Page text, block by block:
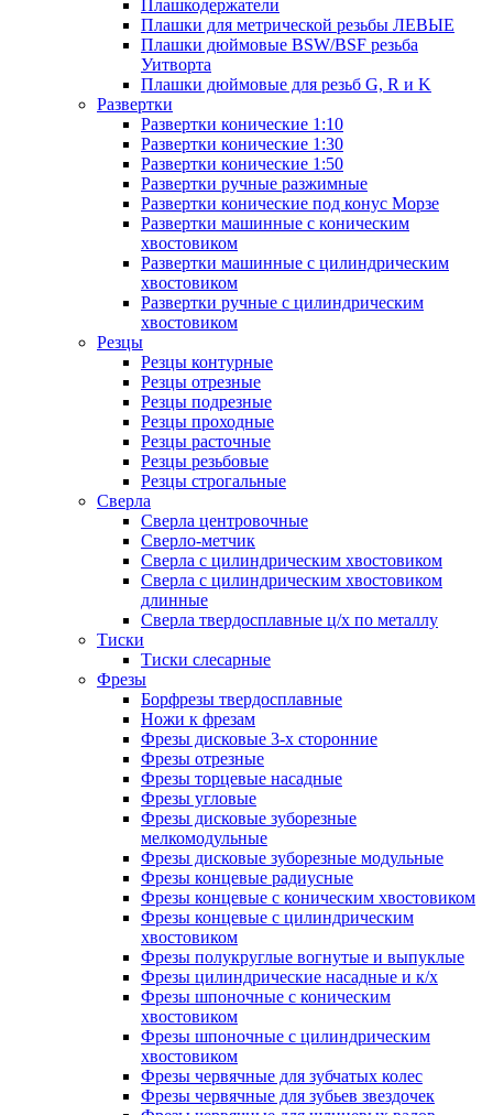
Плашкодержатели
Плашки для метрической резьбы ЛЕВЫЕ
Плашки дюймовые BSW/BSF резьба
Уитворта
Плашки дюймовые для резьб G, R и K
Развертки
Развертки конические 1:10
Развертки конические 1:30
Развертки конические 1:50
Развертки ручные разжимные
Развертки конические под конус Морзе
Развертки машинные с коническим
хвостовиком
Развертки машинные с цилиндрическим
хвостовиком
Развертки ручные с цилиндрическим
хвостовиком
Резцы
Резцы контурные
Резцы отрезные
Резцы подрезные
Резцы проходные
Резцы расточные
Резцы резьбовые
Резцы строгальные
Сверла
Сверла центровочные
Сверло-метчик
Сверла с цилиндрическим хвостовиком
Сверла с цилиндрическим хвостовиком
длинные
Сверла твердосплавные ц/х по металлу
Тиски
Тиски слесарные
Фрезы
Борфрезы твердосплавные
Ножи к фрезам
Фрезы дисковые 3-х сторонние
Фрезы отрезные
Фрезы торцевые насадные
Фрезы угловые
Фрезы дисковые зуборезные
мелкомодульные
Фрезы дисковые зуборезные модульные
Фрезы концевые радиусные
Фрезы концевые с коническим хвостовиком
Фрезы концевые с цилиндрическим
хвостовиком
Фрезы полукруглые вогнутые и выпуклые
Фрезы цилиндрические насадные и к/х
Фрезы шпоночные с коническим
хвостовиком
Фрезы шпоночные с цилиндрическим
хвостовиком
Фрезы червячные для зубчатых колес
Фрезы червячные для зубьев звездочек